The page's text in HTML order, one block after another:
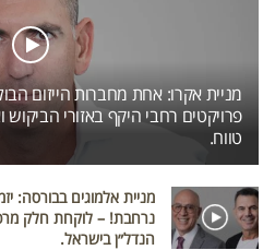
מניית אקרו: אחת מחברות הייזום
פרויקטים רחבי היקף באזורי
טווח.
מניית אלמוגים בבורסה:
נרחבת! – לוקחת חלק
הנדל״ן בישראל.